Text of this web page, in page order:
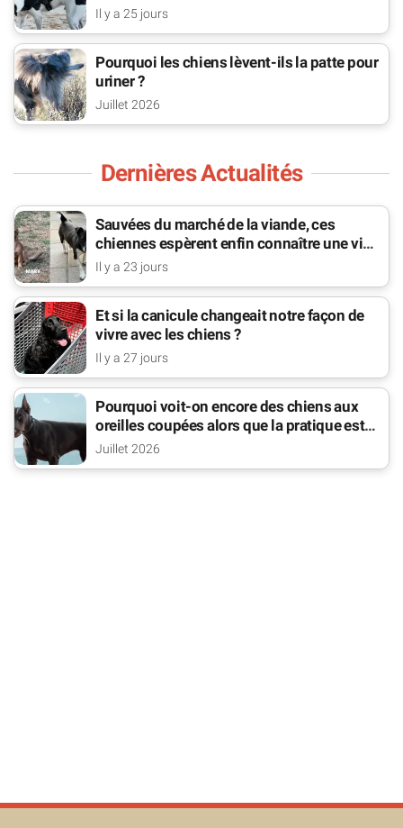
Il y a 25 jours
Pourquoi les chiens lèvent-ils la patte pour
uriner ?
Juillet 2026
Dernières Actualités
Sauvées du marché de la viande, ces
chiennes espèrent enfin connaître une vie
de famille
Il y a 23 jours
Et si la canicule changeait notre façon de
vivre avec les chiens ?
Il y a 27 jours
Pourquoi voit-on encore des chiens aux
oreilles coupées alors que la pratique est
interdite ?
Juillet 2026